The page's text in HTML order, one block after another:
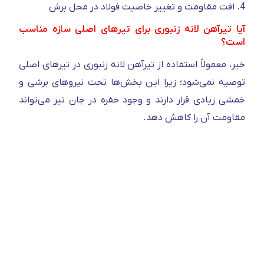
4. افت مقاومت و تغییر خاصیت فولاد در محل برش
آیا تیرآهن لانه زنبوری برای تیرهای اصلی سازه مناسب
است؟
خیر، معمولاً استفاده از تیرآهن لانه زنبوری در تیرهای اصلی
توصیه نمی‌شود؛ زیرا این بخش‌ها تحت نیروهای برشی و
خمشی زیادی قرار دارند و وجود حفره در جان تیر می‌تواند
مقاومت آن را کاهش دهد.